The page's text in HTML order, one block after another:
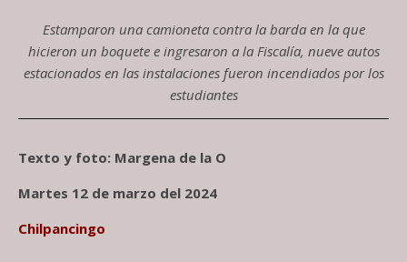
Estamparon una camioneta contra la barda en la que
hicieron un boquete e ingresaron a la Fiscalía, nueve autos
estacionados en las instalaciones fueron incendiados por los
estudiantes
Texto y foto: Margena de la O
Martes 12 de marzo del 2024
Chilpancingo